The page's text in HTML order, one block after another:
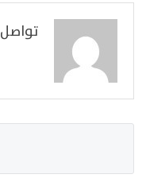
تواصل 24